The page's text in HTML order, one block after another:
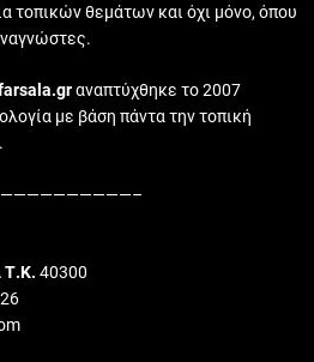
τοπικών θεμάτων και όχι μόνο, όπου
αναπτύχθηκε το 2007
με βάση πάντα την τοπική
Τ.Κ. 40300